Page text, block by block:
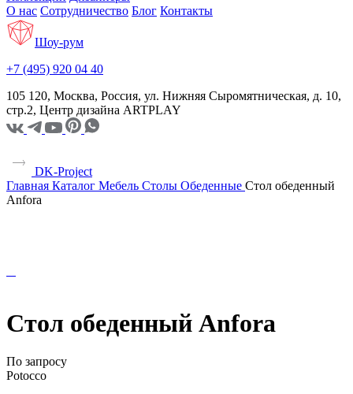
О нас Сотрудничество Блог Контакты
Шоу-рум
+7 (495) 920 04 40
105 120, Москва, Россия, ул. Нижняя Сыромятническая, д. 10,
стр.2, Центр дизайна ARTPLAY
DK-Project
Главная Каталог Мебель Столы Обеденные Стол обеденный
Anfora
Стол обеденный Anfora
По запросу
Potocco